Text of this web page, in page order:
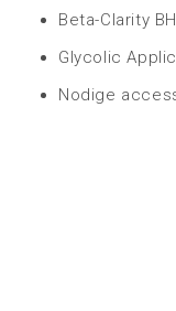
Beta-Clarity
Glycolic
Nodige